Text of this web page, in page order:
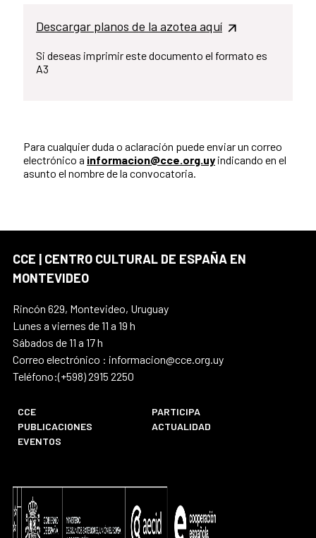
Descargar planos de la azotea aquí
Si deseas imprimir este documento el formato es
A3
Para cualquier duda o aclaración puede enviar un correo
electrónico a informacion@cce.org.uy indicando en el
asunto el nombre de la convocatoria.
CCE | CENTRO CULTURAL DE ESPAÑA EN
MONTEVIDEO
Rincón 629, Montevideo, Uruguay
Lunes a viernes de 11 a 19 h
Sábados de 11 a 17 h
Correo electrónico : informacion@cce.org.uy
Teléfono:(+598) 2915 2250
CCE
PARTICIPA
PUBLICACIONES
ACTUALIDAD
EVENTOS